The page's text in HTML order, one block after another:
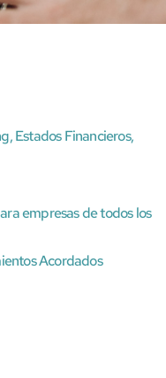
Estados Financieros,
empresas de todos los
Acordados